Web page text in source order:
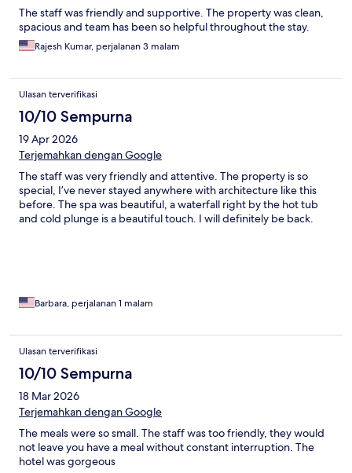
The staff was friendly and supportive. The property was clean,
spacious and team has been so helpful throughout the stay.
Rajesh Kumar, perjalanan 3 malam
Ulasan terverifikasi
10/10 Sempurna
19 Apr 2026
Terjemahkan dengan Google
The staff was very friendly and attentive. The property is so
special, I’ve never stayed anywhere with architecture like this
before. The spa was beautiful, a waterfall right by the hot tub
and cold plunge is a beautiful touch. I will definitely be back.
Barbara, perjalanan 1 malam
Ulasan terverifikasi
10/10 Sempurna
18 Mar 2026
Terjemahkan dengan Google
The meals were so small. The staff was too friendly, they would
not leave you have a meal without constant interruption. The
hotel was gorgeous